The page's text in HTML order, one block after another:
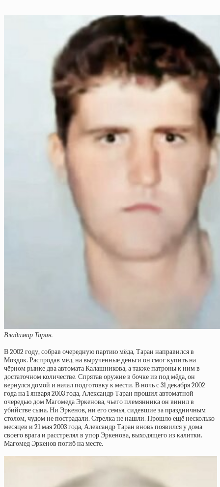
Владимир Таран.
В 2002 году, собрав очередную партию мёда, Таран направился в
Моздок. Распродав мёд, на вырученные деньги он смог купить на
чёрном рынке два автомата Калашникова, а также патроны к ним в
достаточном количестве. Спрятав оружие в бочке из под мёда, он
вернулся домой и начал подготовку к мести. В ночь с 31 декабря 2002
года на 1 января 2003 года, Александр Таран прошил автоматной
очередью дом Магомеда Эркенова, чьего племянника он винил в
убийстве сына. Ни Эркенов, ни его семья, сидевшие за праздничным
столом, чудом не пострадали. Стрелка не нашли. Прошло ещё несколько
месяцев и 21 мая 2003 года, Александр Таран вновь появился у дома
своего врага и расстрелял в упор Эркенова, выходящего из калитки.
Магомед Эркенов погиб на месте.